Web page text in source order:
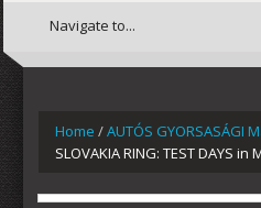
Home /AUTÓS GYORSASÁGI
SLOVAKIA RING: TEST DAYS in